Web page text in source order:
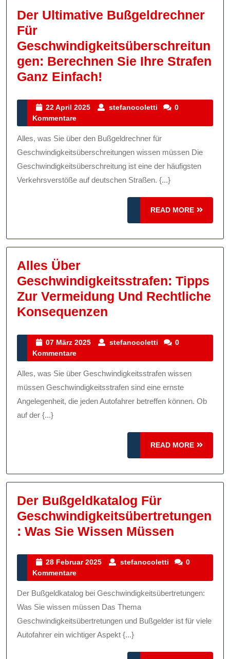
Der Ultimative Bußgeldrechner
Für
Geschwindigkeitsüberschreitun
Gen: Berechnen Sie Ihre Strafen
Ganz Einfach!
Bußgeldrechner
Berechnen
Sie
Ihre
Strafen
22 April 2025
22
2025
stefanocoletti stefanocoletti
0
Kommentare
Alles, was Sie über den Bußgeldrechner für
Geschwindigkeitsüberschreitungen wissen müssen Die
Geschwindigkeitsüberschreitung ist eine der häufigsten
Verkehrsverstöße auf deutschen Straßen. {...}
READ MORE
READ
MORE
Alles Über
Geschwindigkeitsstrafen: Tipps
Zur Vermeidung Und Rechtliche
Konsequenzen
Zur
Vermeidung
Und
Konsequenzen
07 März 2025
07
2025
stefanocoletti stefanocoletti
0
Kommentare
Alles, was Sie über Geschwindigkeitsstrafen wissen
müssen Geschwindigkeitsstrafen sind eine ernste
Angelegenheit, die jeden Autofahrer betreffen können. Ob
auf der {...}
READ MORE
READ
MORE
Der Bußgeldkatalog Für
Geschwindigkeitsübertretungen
: Was Sie Wissen Müssen
Für
Was
Wissen
28 Februar 2025
28
2025
stefanocoletti stefanocoletti
0
Kommentare
Der Bußgeldkatalog bei Geschwindigkeitsübertretungen:
Was Sie wissen müssen Das Thema
Geschwindigkeitsübertretungen und Bußgelder ist für viele
Autofahrer ein wichtiger Aspekt {...}